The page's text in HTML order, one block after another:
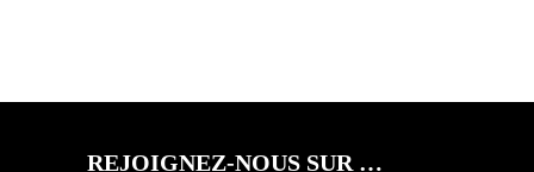
REJOIGNEZ-NOUS SUR …